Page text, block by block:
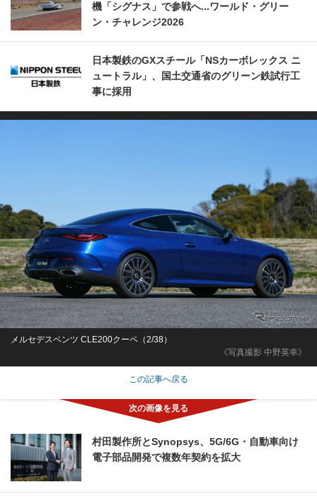
機「シグナス」で参戦へ...ワールド・グリー
ン・チャレンジ2026
日本製鉄のGXスチール「NSカーボレックス ニ
ュートラル」、国土交通省のグリーン鉄試行工
事に採用
《写真撮影 中野英幸》
メルセデスベンツ CLE200クーペ（2/38）
この記事へ戻る
村田製作所とSynopsys、5G/6G・自動車向け
電子部品開発で複数年契約を拡大